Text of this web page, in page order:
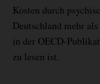
Kosten durch
Deutschland mehr
in der OECD-
zu lesen ist.